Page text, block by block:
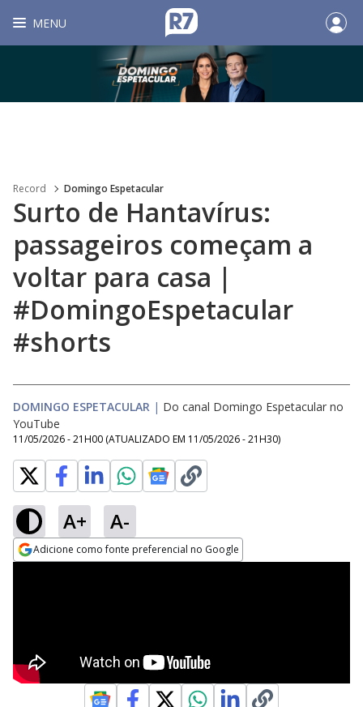
MENU
Record Domingo Espetacular
Surto de Hantavírus:
passageiros começam a
voltar para casa |
#DomingoEspetacular
#shorts
DOMINGO ESPETACULAR | Do canal Domingo Espetacular no
YouTube
11/05/2026 - 21H00 (ATUALIZADO EM 11/05/2026 - 21H30)
A+ A-
Adicione como fonte preferencial no Google